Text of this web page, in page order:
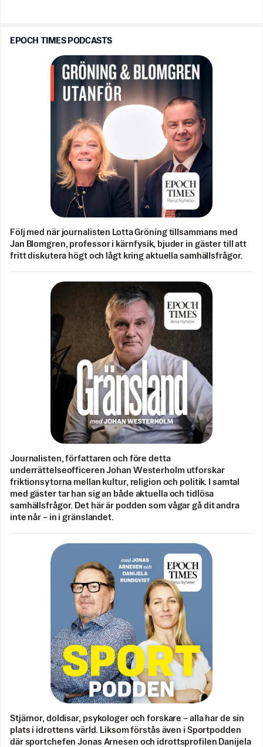
EPOCH TIMES PODCASTS
Följ med när journalisten Lotta Gröning tillsammans med
Jan Blomgren, professor i kärnfysik, bjuder in gäster till att
fritt diskutera högt och lågt kring aktuella samhällsfrågor.
Journalisten, författaren och före detta
underrättelseofficeren Johan Westerholm utforskar
friktionsytorna mellan kultur, religion och politik. I samtal
med gäster tar han sig an både aktuella och tidlösa
samhällsfrågor. Det här är podden som vågar gå dit andra
inte når – in i gränslandet.
Stjärnor, doldisar, psykologer och forskare – alla har de sin
plats i idrottens värld. Liksom förstås även i Sportpodden
där sportchefen Jonas Arnesen och idrottsprofilen Danijela